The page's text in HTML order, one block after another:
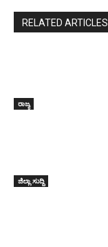
RELATED ARTICLES
ರಾಜ್ಯ
ಜಿಲ್ಲಾ ಸುದ್ದಿ